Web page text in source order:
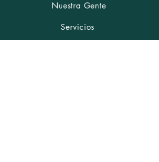
Nuestra Gente
Servicios